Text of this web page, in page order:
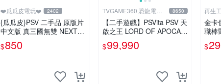
❤️瓜瓜皮電玩❤️ 2402
{瓜瓜皮}PSV 二手品 原版片
中文版 真三國無雙 NEXT
(遊戲都有回收)
$850
TVGAME360 恐龍電玩- 8650
【二手遊戲】PSVita PSV 天
啟之王 LORD OF APOCAL
YPSE 日文版【台中恐龍電
玩】
$99,990
再生
金卡
職棒
$